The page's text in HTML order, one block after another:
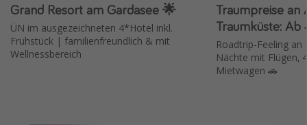
Grand Resort am Gardasee 🌟
ÜN im ausgezeichneten 4*Hotel inkl.
Frühstück | familienfreundlich & mit
Wellnessbereich
Traumpreise an
Traumküste:
Roadtrip-Feeling an
Nächte mit Flügen,
Mietwagen 🚗